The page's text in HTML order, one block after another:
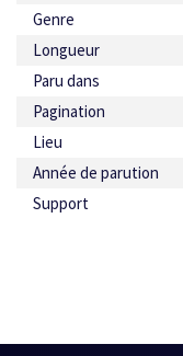
Genre
Longueur
Paru dans
Pagination
Lieu
Année de parution
Support